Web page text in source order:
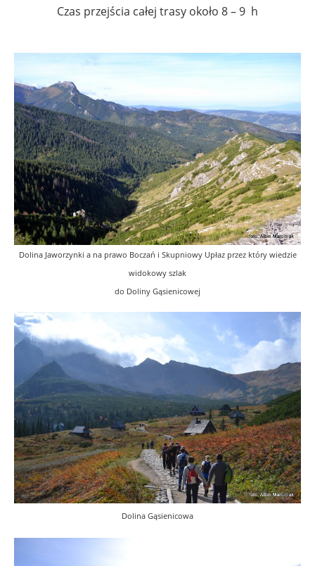
Czas przejścia całej trasy około 8 – 9 h
Dolina Jaworzynki a na prawo Boczań i Skupniowy Upłaz przez który wiedzie
widokowy szlak
do Doliny Gąsienicowej
Dolina Gąsienicowa